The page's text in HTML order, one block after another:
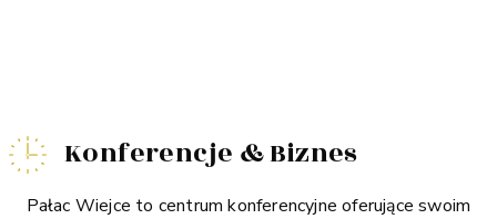
Konferencje & Biznes
Pałac Wiejce to centrum konferencyjne oferujące swoim